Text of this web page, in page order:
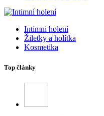
Intimní holení
Žiletky a holítka
Kosmetika
Top články